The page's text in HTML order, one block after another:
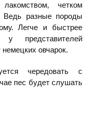
четком
Ведь разные породы
Легче и быстрее
у представителей
овчарок.
чередовать с
пес будет слушать